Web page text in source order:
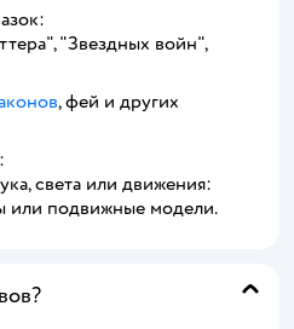
"Звездных войн",
, фей и других
света или движения:
или подвижные модели.